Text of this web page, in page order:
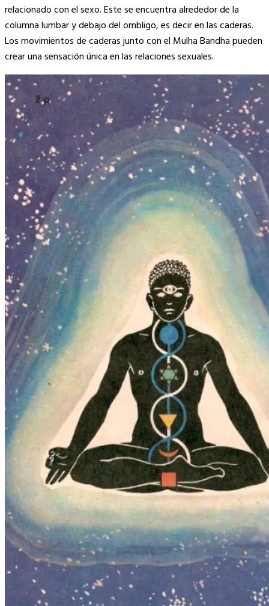
relacionado con el sexo. Este se encuentra alrededor de la
columna lumbar y debajo del ombligo, es decir en las caderas.
Los movimientos de caderas junto con el Mulha Bandha pueden
crear una sensación única en las relaciones sexuales.